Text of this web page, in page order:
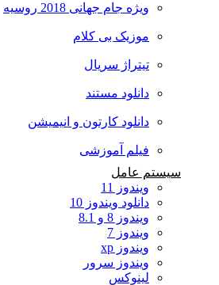
ویژه جام جهانی 2018 روسیه
موزیک بی کلام
تیتراژ سریال
دانلود مستند
دانلود کارتون و انیمیشن
فیلم آموزشی
سیستم عامل
ویندوز 11
دانلود ویندوز 10
ویندوز 8 و 8.1
ویندوز 7
ویندوز xp
ویندوز سرور
لینوکس